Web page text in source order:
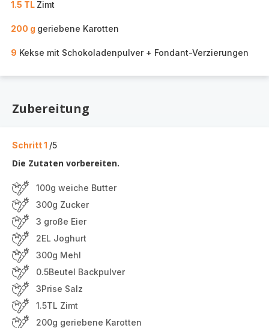
1.5 TL Zimt
200 g geriebene Karotten
9 Kekse mit Schokoladenpulver + Fondant-Verzierungen
Zubereitung
Schritt 1 /5
Die Zutaten vorbereiten.
100g weiche Butter
300g Zucker
3 große Eier
2EL Joghurt
300g Mehl
0.5Beutel Backpulver
3Prise Salz
1.5TL Zimt
200g geriebene Karotten